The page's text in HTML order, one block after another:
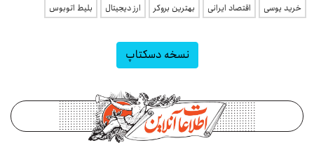
خرید یوسی
اقتصاد ایرانی بهترین بروکر ارز دیجیتال بلیط اتوبوس
نسخه دسکتاپ